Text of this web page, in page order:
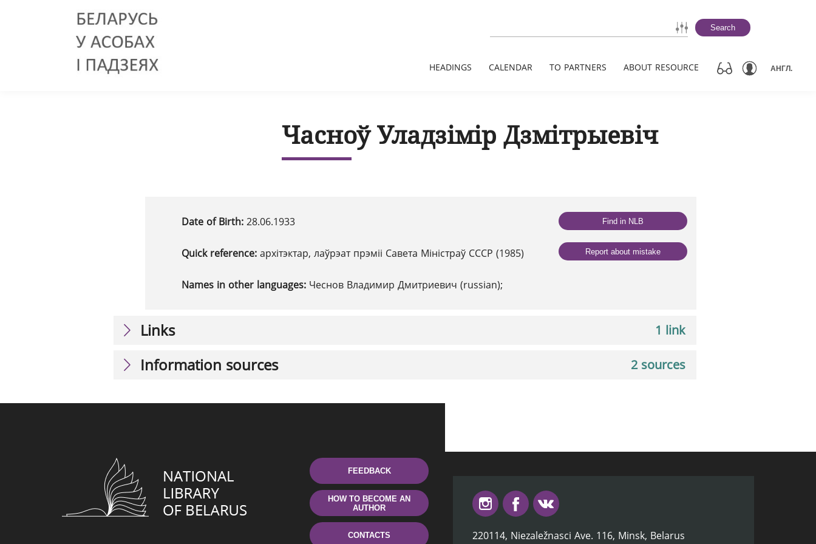
Search
HEADINGS CALENDAR TO PARTNERS ABOUT RESOURCE АНГЛ.
Часноў Уладзімір Дзмітрыевіч
Date of Birth: 28.06.1933
Quick reference: архітэктар, лаўрэат прэміі Савета Міністраў СССР (1985)
Names in other languages: Чеснов Владимир Дмитриевич (russian);
Find in NLB
Report about mistake
1 link
Links
2 sources
Information sources
FEEDBACK
HOW TO BECOME AN
AUTHOR
CONTACTS
220114, Niezaležnasci Ave. 116, Minsk, Belarus